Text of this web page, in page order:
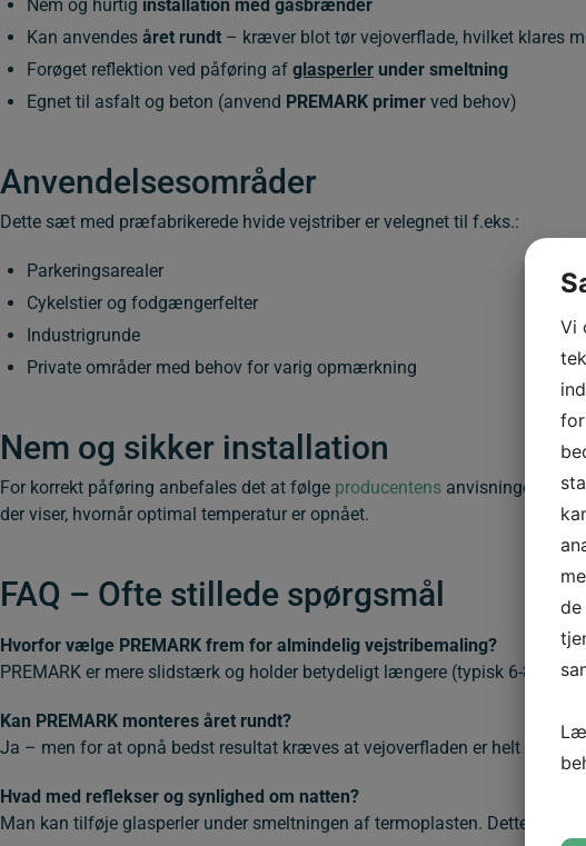
Nem og hurtig installation med gasbrænder
Kan anvendes året rundt – kræver blot tør vejoverflade, hvilket klares
Forøget reflektion ved påføring af glasperler under smeltning
Egnet til asfalt og beton (anvend PREMARK primer ved behov)
Anvendelsesområder
Dette sæt med præfabrikerede hvide vejstriber er velegnet til f.eks.:
Parkeringsarealer
Cykelstier og fodgængerfelter
Industrigrunde
Private områder med behov for varig opmærkning
Nem og sikker installation
For korrekt påføring anbefales det at følge producentens anvisninger.
der viser, hvornår optimal temperatur er opnået.
FAQ – Ofte stillede spørgsmål
Hvorfor vælge PREMARK frem for almindelig vejstribemaling?
PREMARK er mere slidstærk og holder betydeligt længere (typisk 6-8
Kan PREMARK monteres året rundt?
Ja – men for at opnå bedst resultat kræves at vejoverfladen er helt tør.
Hvad med reflekser og synlighed om natten?
Man kan tilføje glasperler under smeltningen af termoplasten. Dette giver
Vi
de